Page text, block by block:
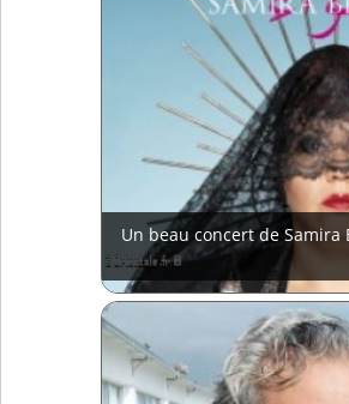
Un beau concert de Samira